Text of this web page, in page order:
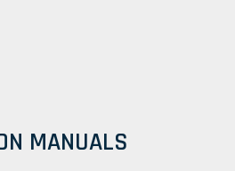
MANUALS